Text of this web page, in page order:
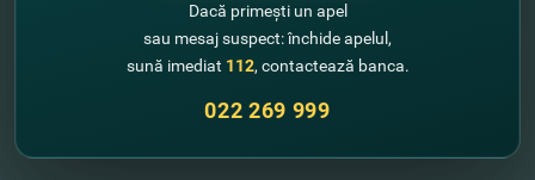
Схемы гарантирования депозитов
Dacă primești un apel
sau mesaj suspect: închide apelul,
sună imediat 112, contactează banca.
022 269 999